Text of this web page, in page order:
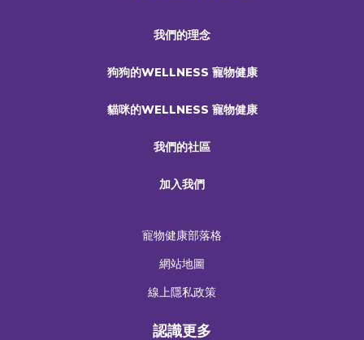
我們的理念
狗狗的WELLNESS 寵物健康
貓咪的WELLNESS 寵物健康
我們的社區
加入我們
寵物健康部落格
網站地圖
線上隱私政策
認識更多